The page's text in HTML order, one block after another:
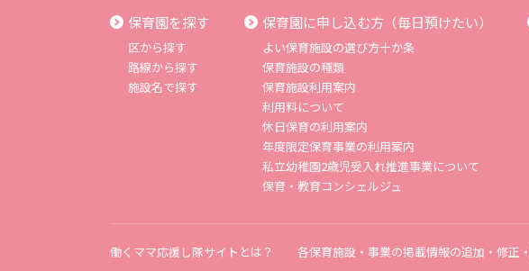
保育園を探す
区から探す
路線から探す
施設名で探す
保育園に申し込む方（毎日預けたい）
よい保育施設の選び方十か条
保育施設の種類
保育施設利用案内
利用料について
休日保育の利用案内
年度限定保育事業の利用案内
私立幼稚園2歳児受入れ推進事業について
保育・教育コンシェルジュ
働くママ応援し隊サイトとは？ 各保育施設・事業の掲載情報の追加・修正